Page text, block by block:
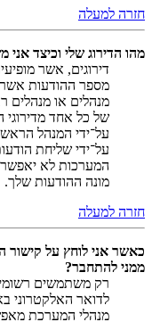
חזרה למעלה
מהו הדירוג שלי וכיצד אני
דירוגים, אשר
מספר ההודעות
מנהלים או מנהלים
של כל אחד מדירוגי
על־ידי המנהל
על־ידי שליחת
המערכות לא
מונה ההודעות שלך.
חזרה למעלה
כאשר אני לוחץ על
ממני להתחבר?
רק משתמשים
לדואר האלקטרוני
מנהלי המערכת